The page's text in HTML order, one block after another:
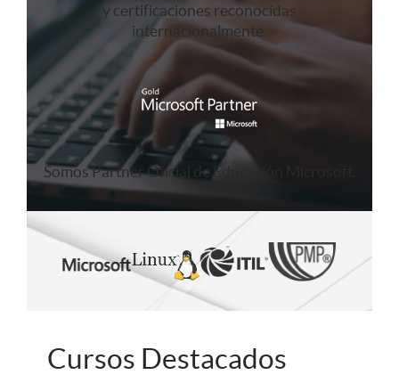
y certificaciones reconocidas
internacionalmente.
Somos Partner Oficial de Educación Microsoft.
Cursos Destacados